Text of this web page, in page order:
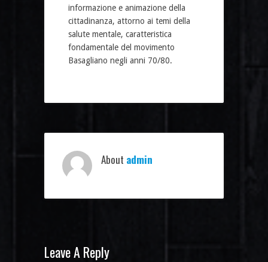
informazione e animazione della
cittadinanza, attorno ai temi della
salute mentale, caratteristica
fondamentale del movimento
Basagliano negli anni 70/80.
About admin
Leave A Reply